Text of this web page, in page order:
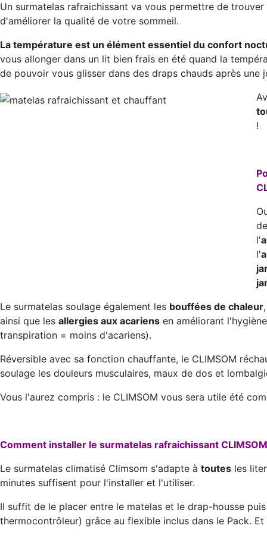
Un surmatelas rafraichissant va vous permettre de
d'améliorer la qualité de votre sommeil.
La température est un élément essentiel du confort
vous allonger dans un lit bien frais en été quand la
de pouvoir vous glisser dans des draps chauds après une
!
l'
l'
Le surmatelas soulage également les bouffées de chaleur
ainsi que les allergies aux acariens en améliorant
transpiration = moins d'acariens).
Réversible avec sa fonction chauffante, le CLIMSOM
soulage les douleurs musculaires, maux de dos et
Vous l'aurez compris : le CLIMSOM vous sera utile été
Comment installer le surmatelas rafraichissant
Le surmatelas climatisé Climsom s'adapte à toutes les
minutes suffisent pour l'installer et l'utiliser.
Il suffit de le placer entre le matelas et le drap-housse
thermocontrôleur) grâce au flexible inclus dans le Pack.